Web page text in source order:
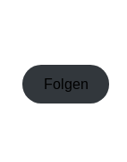
Folgen